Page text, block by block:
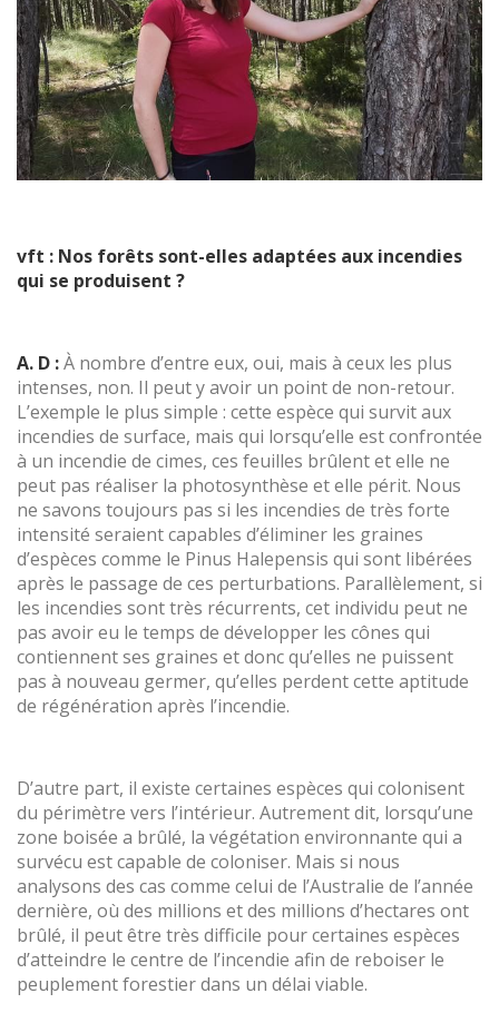
vft : Nos forêts sont-elles adaptées aux incendies
qui se produisent ?
A. D :À nombre d’entre eux, oui, mais à ceux les plus
intenses, non. Il peut y avoir un point de non-retour.
L’exemple le plus simple : cette espèce qui survit aux
incendies de surface, mais qui lorsqu’elle est confrontée
à un incendie de cimes, ces feuilles brûlent et elle ne
peut pas réaliser la photosynthèse et elle périt. Nous
ne savons toujours pas si les incendies de très forte
intensité seraient capables d’éliminer les graines
d’espèces comme le Pinus Halepensis qui sont libérées
après le passage de ces perturbations. Parallèlement, si
les incendies sont très récurrents, cet individu peut ne
pas avoir eu le temps de développer les cônes qui
contiennent ses graines et donc qu’elles ne puissent
pas à nouveau germer, qu’elles perdent cette aptitude
de régénération après l’incendie.
D’autre part, il existe certaines espèces qui colonisent
du périmètre vers l’intérieur. Autrement dit, lorsqu’une
zone boisée a brûlé, la végétation environnante qui a
survécu est capable de coloniser. Mais si nous
analysons des cas comme celui de l’Australie de l’année
dernière, où des millions et des millions d’hectares ont
brûlé, il peut être très difficile pour certaines espèces
d’atteindre le centre de l’incendie afin de reboiser le
peuplement forestier dans un délai viable.